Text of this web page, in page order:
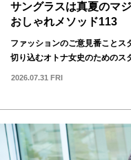
サングラスは真夏のマ
おしゃれメソッド113
ファッションのご意見番ことス
切り込むオトナ女史のためのス
2026.07.31 FRI